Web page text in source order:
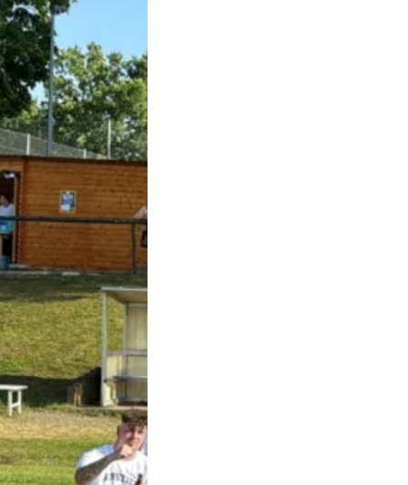
PERFEKT! Blau-
den Sprung
Klasse
Sieg gegen den
Südwest 2